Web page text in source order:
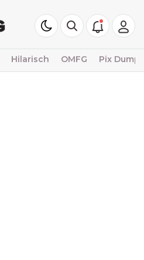
Hilarisch OMFG Pix Dump